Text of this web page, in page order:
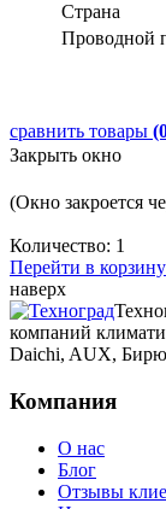
Страна
Проводной
сравнить товары
Закрыть окно
(Окно закроется
Количество: 1
Перейти в корзину
наверх
компаний
Daichi, AUX,
Компания
О нас
Блог
Отзывы